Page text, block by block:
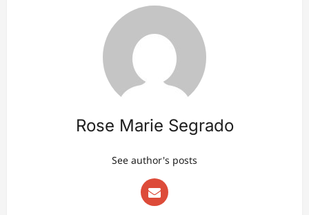
Rose Marie Segrado
See author's posts